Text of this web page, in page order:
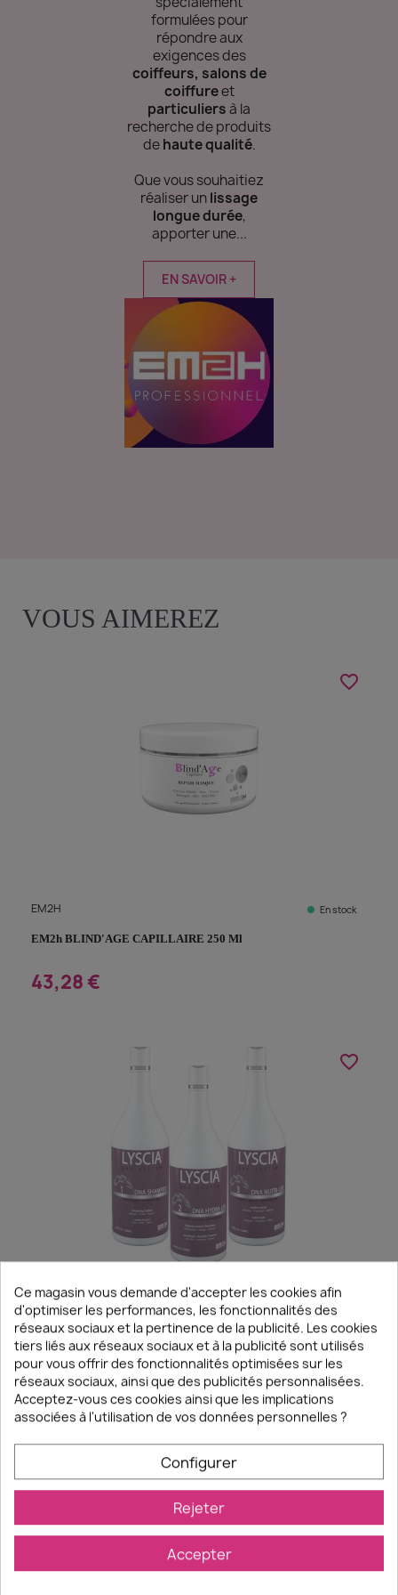
formulées pour
répondre aux
exigences des
coiffeurs, salons de
coiffureet
particuliersà la
recherche de produits
dehaute qualité.
Que vous souhaitiez
réaliser unlissage
longue durée,
apporter une...
EN SAVOIR +
VOUS AIMEREZ
EM2H En stock
EM2h BLIND'AGE CAPILLAIRE 250 Ml
43,28 €
favorite_border
EM2H En stock
LYSCIA KIT DE LISSAGE TANIN DNA 1000 Ml
238,01 €
favorite_border
favorite_border
Ce magasin vous demande d'accepter les cookies afin
d'optimiser les performances, les fonctionnalités des
réseaux sociaux et la pertinence de la publicité. Les cookies
tiers liés aux réseaux sociaux et à la publicité sont utilisés
pour vous offrir des fonctionnalités optimisées sur les
réseaux sociaux, ainsi que des publicités personnalisées.
Acceptez-vous ces cookies ainsi que les implications
associées à l'utilisation de vos données personnelles ?
Configurer
Rejeter
Accepter